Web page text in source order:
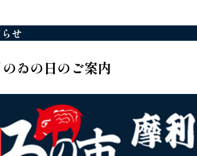
せ
ゐの日のご案内